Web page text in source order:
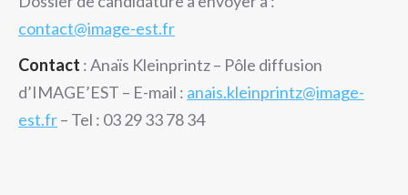
contact@image-est.fr
Contact : Anaïs Kleinprintz – Pôle diffusion
d’IMAGE’EST – E-mail : anais.kleinprintz@image-
est.fr– Tel : 03 29 33 78 34